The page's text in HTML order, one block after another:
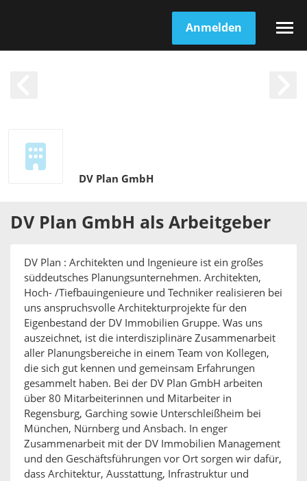
Anmelden
DV Plan GmbH
DV Plan GmbH als Arbeitgeber
DV Plan : Architekten und Ingenieure ist ein großes
süddeutsches Planungsunternehmen. Architekten,
Hoch- /Tiefbauingenieure und Techniker realisieren bei
uns anspruchsvolle Architekturprojekte für den
Eigenbestand der DV Immobilien Gruppe. Was uns
auszeichnet, ist die interdisziplinäre Zusammenarbeit
aller Planungsbereiche in einem Team von Kollegen,
die sich gut kennen und gemeinsam Erfahrungen
gesammelt haben. Bei der DV Plan GmbH arbeiten
über 80 Mitarbeiterinnen und Mitarbeiter in
Regensburg, Garching sowie Unterschleißheim bei
München, Nürnberg und Ansbach. In enger
Zusammenarbeit mit der DV Immobilien Management
und den Geschäftsführungen vor Ort sorgen wir dafür,
dass Architektur, Ausstattung, Infrastruktur und